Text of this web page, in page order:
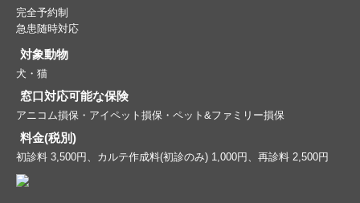
完全予約制
急患随時対応
対象動物
犬・猫
窓口対応可能な保険
アニコム損保・アイペット損保・ペット&ファミリー損保
料金(税別)
初診料 3,500円、カルテ作成料(初診のみ) 1,000円、再診料 2,500円